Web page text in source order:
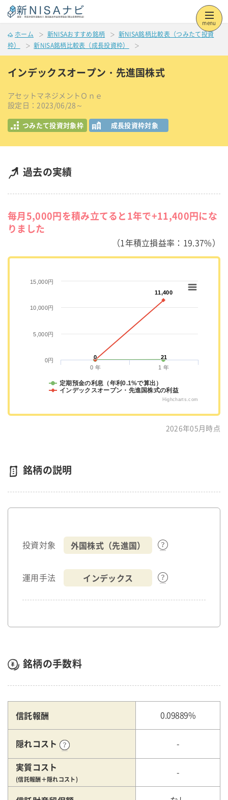
menu
ホーム 新NISAおすすめ銘柄
新NISA銘柄比較表（つみたて投資
枠）
新NISA銘柄比較表（成長投資枠）
インデックスオープン・先進国株式
アセットマネジメントＯｎｅ
設定日：2023/06/28～
つみたて投資対象枠 成長投資枠対象
過去の実績
毎月5,000円を積み立てると1年で+11,400円にな
りました
（1年積立損益率：19.37%）
0
0 21
21
11,400
11,400
定期預金の利息（年利0.1%で算出）
インデックスオープン・先進国株式の利益
0 年 1 年
0円
5,000円
10,000円
15,000円
Highcharts.com
2026年05月時点
銘柄の説明
投資対象 外国株式（先進国）
運用手法 インデックス
銘柄の手数料
信託報酬 0.09889%
隠れコスト -
実質コスト
(信託報酬＋隠れコスト)
-